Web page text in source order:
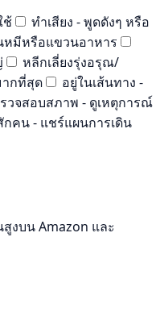
ช้
ทำเสียง - พูดดังๆ หรือ
หมีหรือแขวนอาหาร
หลีกเลี่ยงรุ่งอรุณ/
ากที่สุด
อยู่ในเส้นทาง -
วจสอบสภาพ - ดูเหตุการณ์
คน - แชร์แผนการเดิน
งบน Amazon และ